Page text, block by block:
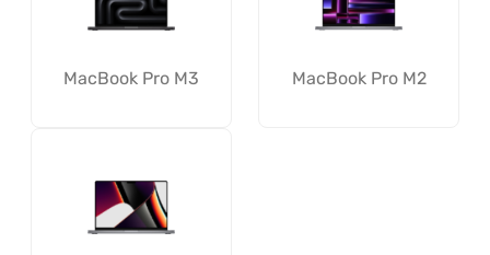
MacBook Pro M3 MacBook Pro M2